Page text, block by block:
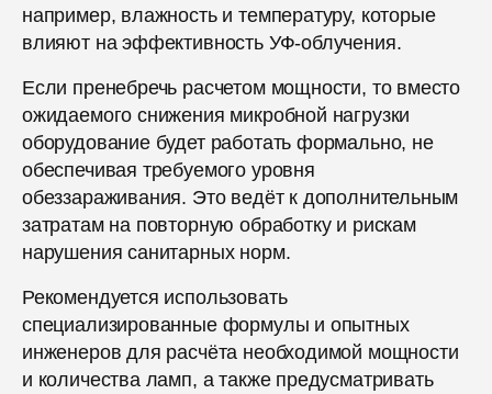
например, влажность и температуру, которые
влияют на эффективность УФ-облучения.
Если пренебречь расчетом мощности, то вместо
ожидаемого снижения микробной нагрузки
оборудование будет работать формально, не
обеспечивая требуемого уровня
обеззараживания. Это ведёт к дополнительным
затратам на повторную обработку и рискам
нарушения санитарных норм.
Рекомендуется использовать
специализированные формулы и опытных
инженеров для расчёта необходимой мощности
и количества ламп, а также предусматривать